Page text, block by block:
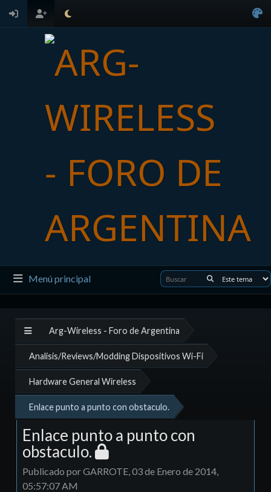
Menú principal
Arg-Wireless - Foro de Argentina
Analisis/Reviews/Modding Dispositivos Wi-Fi
Hardware General Wireless
Enlace punto a punto con obstaculo.
Enlace punto a punto con
obstaculo.
Publicado por GARROTE, 03 de Enero de 2014,
05:57:07 AM